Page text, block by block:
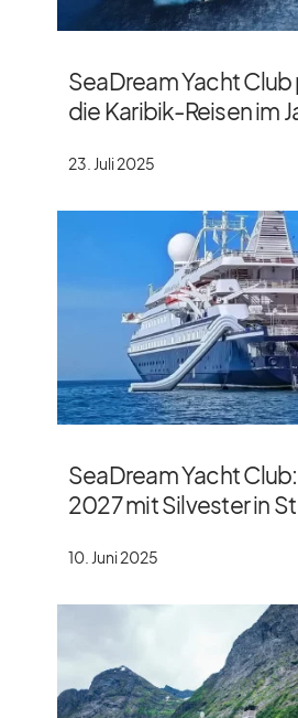
SeaDream Yacht
die Karibik-Reisen im
23. Juli 2025
SeaDream Yacht
2027 mit Silvester in
10. Juni 2025